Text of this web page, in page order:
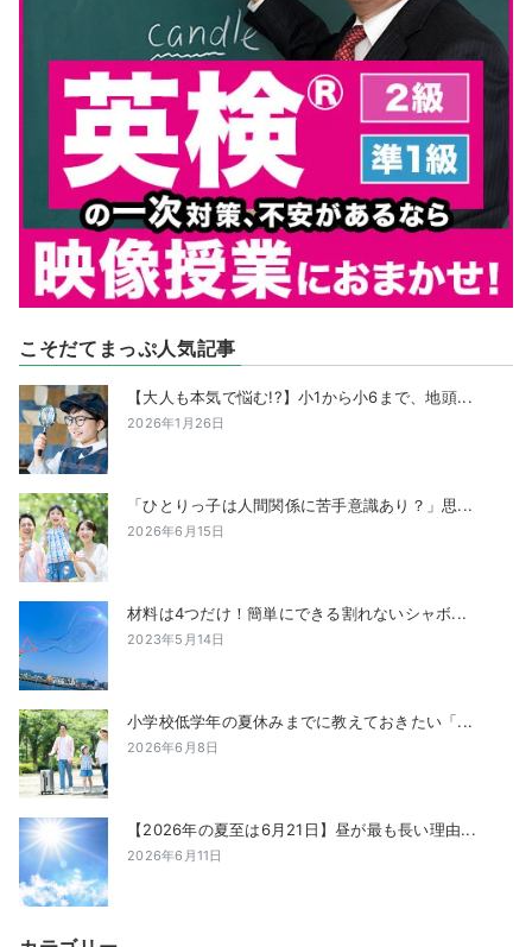
こそだてまっぷ人気記事
【大人も本気で悩む!?】小1から小6まで、地頭...
2026年1月26日
「ひとりっ子は人間関係に苦手意識あり？」思...
2026年6月15日
材料は4つだけ！簡単にできる割れないシャボ...
2023年5月14日
小学校低学年の夏休みまでに教えておきたい「...
2026年6月8日
【2026年の夏至は6月21日】昼が最も長い理由...
2026年6月11日